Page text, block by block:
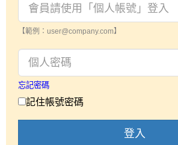
【範例：user@company.com】
忘記密碼
記住帳號密碼
登入